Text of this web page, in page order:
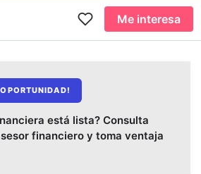
Me interesa
está lista? Consulta
financiero y toma ventaja